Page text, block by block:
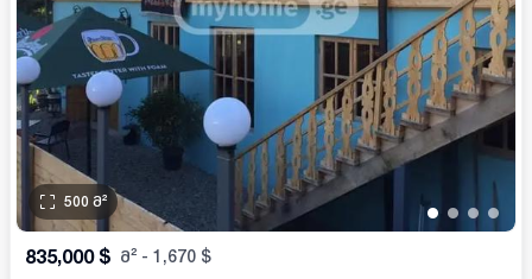
• • • •
500 მ²
835,000 $ მ² - 1,670 $